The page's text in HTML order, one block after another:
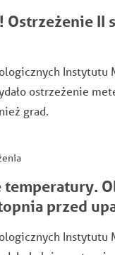
Ostrzeżenie
Instytutu
ostrzeżenie
grad.
temperatury.
przed
Instytutu